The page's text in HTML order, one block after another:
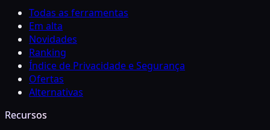
Todas as ferramentas
Em alta
Novidades
Ranking
Índice de Privacidade e Segurança
Ofertas
Alternativas
Recursos